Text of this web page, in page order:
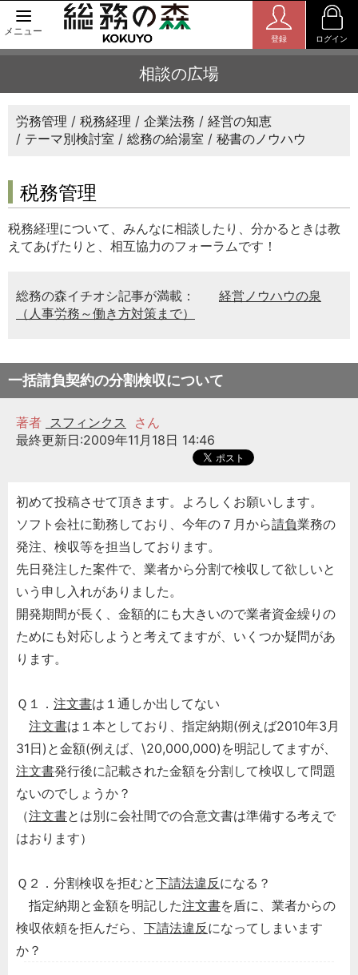
メニュー
登録 ログイン
相談の広場
労務管理 税務経理 企業法務
経営の知恵
テーマ別検討室
総務の給湯室 秘書のノウハウ
税務管理
税務経理について、みんなに相談したり、分かるときは教
えてあげたりと、相互協力のフォーラムです！
総務の森イチオシ記事が満載：
経営ノウハウの泉
（人事労務～働き方対策まで）
一括請負契約の分割検収について
著者 スフィンクス
さん
最終更新日:2009年11月18日 14:46
初めて投稿させて頂きます。よろしくお願いします。
ソフト会社に勤務しており、今年の７月から請負業務の
発注、検収等を担当しております。
先日発注した案件で、業者から分割で検収して欲しいと
いう申し入れがありました。
開発期間が長く、金額的にも大きいので業者資金繰りの
ためにも対応しようと考えてますが、いくつか疑問があ
ります。
Ｑ１． 注文書は１通しか出してない
注文書は１本としており、指定納期(例えば2010年3月
31日)と金額(例えば、\20,000,000)を明記してますが、
注文書発行後に記載された金額を分割して検収して問題
ないのでしょうか？
（注文書とは別に会社間での合意文書は準備する考えで
はおります）
Ｑ２．分割検収を拒むと下請法違反になる？
指定納期と金額を明記した注文書を盾に、業者からの
検収依頼を拒んだら、 下請法違反になってしまいます
か？